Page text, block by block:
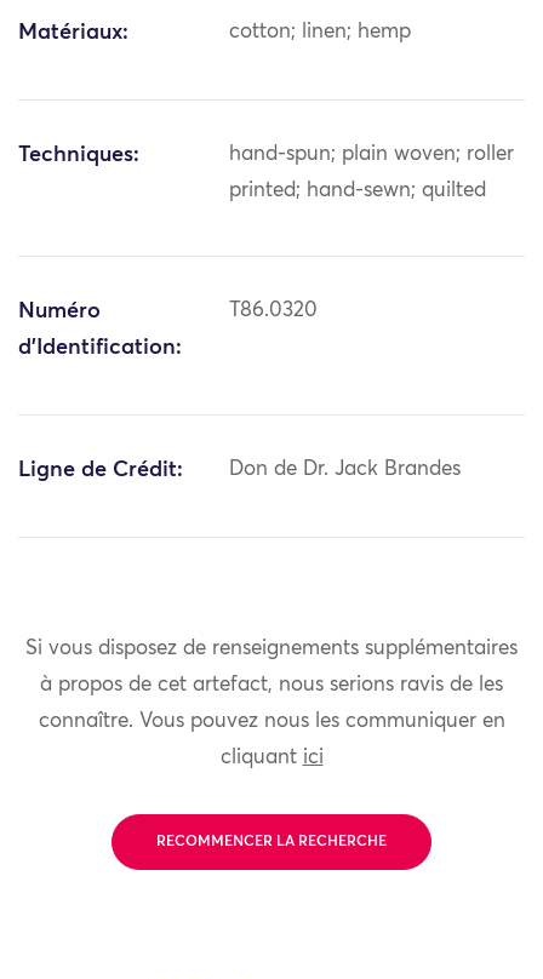
Matériaux: cotton; linen; hemp
Techniques:
hand-spun; plain woven; roller
printed; hand-sewn; quilted
Numéro
d'Identification:
T86.0320
Ligne de Crédit: Don de Dr. Jack Brandes
Si vous disposez de renseignements supplémentaires
à propos de cet artefact, nous serions ravis de les
connaître. Vous pouvez nous les communiquer en
cliquant ici
RECOMMENCER LA RECHERCHE